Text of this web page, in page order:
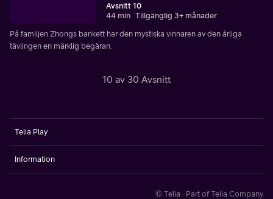
Avsnitt 10
44 min Tillgänglig 3+ månader
På familjen Zhongs bankett har den mystiska vinnaren av den årliga
tävlingen en märklig begäran.
10 av 30 Avsnitt
Telia Play
Information
© Telia · Part of Telia Company